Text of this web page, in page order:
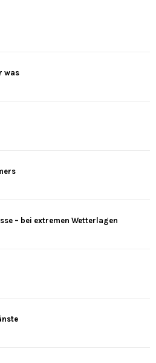
was
– bei extremen Wetterlagen